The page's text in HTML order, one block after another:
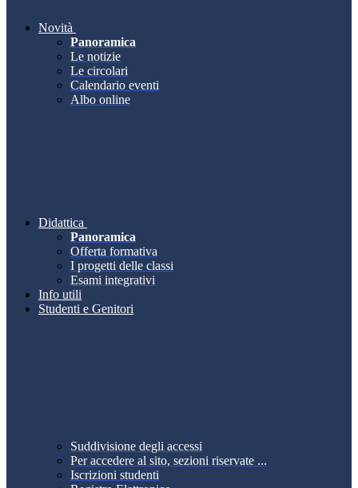
Novità
Panoramica
Le notizie
Le circolari
Calendario eventi
Albo online
Didattica
Panoramica
Offerta formativa
I progetti delle classi
Esami integrativi
Info utili
Studenti e Genitori
Suddivisione degli accessi
Per accedere al sito, sezioni riservate ...
Iscrizioni studenti